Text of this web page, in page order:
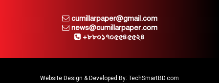
cumillarpaper@gmail.com
news@cumillarpaper.com
+৮৮০১৭০৫৫৪৫৫২৪
Website Design & Developed By: TechSmartBD.com